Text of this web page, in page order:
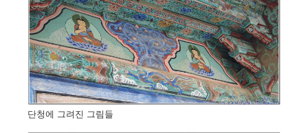
단청에 그려진 그림들